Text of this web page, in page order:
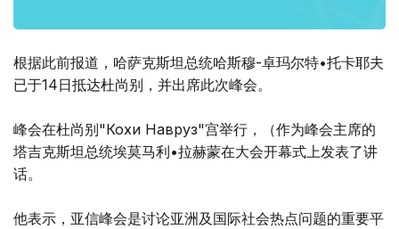
根据此前报道，哈萨克斯坦总统哈斯穆-卓玛尔特•托卡耶夫
已于14日抵达杜尚别，并出席此次峰会。
峰会在杜尚别"Кохи Навруз"宫举行，（作为峰会主席的
塔吉克斯坦总统埃莫马利•拉赫蒙在大会开幕式上发表了讲
话。
他表示，亚信峰会是讨论亚洲及国际社会热点问题的重要平